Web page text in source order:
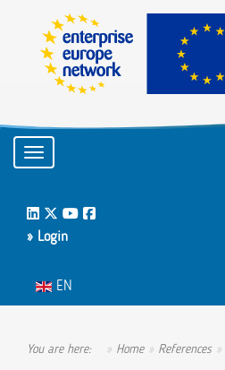
Toggle navigation
LinkedIn
Twitter
Youtube
Facebook
» Login
Select your language
EN
You are here: Home References